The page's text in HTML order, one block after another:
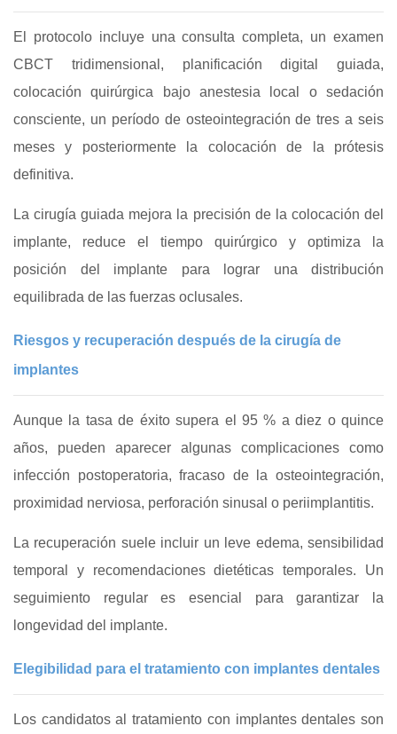
El protocolo incluye una consulta completa, un examen
CBCT tridimensional, planificación digital guiada,
colocación quirúrgica bajo anestesia local o sedación
consciente, un período de osteointegración de tres a seis
meses y posteriormente la colocación de la prótesis
definitiva.
La cirugía guiada mejora la precisión de la colocación del
implante, reduce el tiempo quirúrgico y optimiza la
posición del implante para lograr una distribución
equilibrada de las fuerzas oclusales.
Riesgos y recuperación después de la cirugía de
implantes
Aunque la tasa de éxito supera el 95 % a diez o quince
años, pueden aparecer algunas complicaciones como
infección postoperatoria, fracaso de la osteointegración,
proximidad nerviosa, perforación sinusal o periimplantitis.
La recuperación suele incluir un leve edema, sensibilidad
temporal y recomendaciones dietéticas temporales. Un
seguimiento regular es esencial para garantizar la
longevidad del implante.
Elegibilidad para el tratamiento con implantes dentales
Los candidatos al tratamiento con implantes dentales son